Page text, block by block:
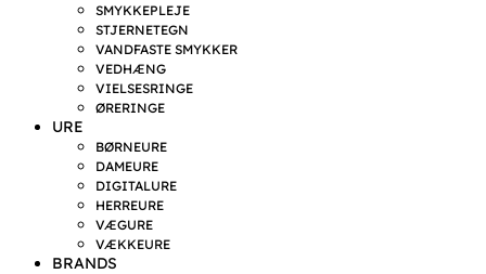
SMYKKEPLEJE
STJERNETEGN
VANDFASTE SMYKKER
VEDHÆNG
VIELSESRINGE
ØRERINGE
URE
BØRNEURE
DAMEURE
DIGITALURE
HERREURE
VÆGURE
VÆKKEURE
BRANDS